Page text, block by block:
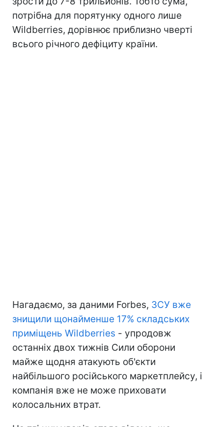
потрібна для порятунку одного лише
Wildberries, дорівнює приблизно чверті
всього річного дефіциту країни.
Нагадаємо, за даними Forbes, ЗСУ вже
знищили щонайменше 17% складських
приміщень Wildberries - упродовж
останніх двох тижнів Сили оборони
майже щодня атакують об'єкти
найбільшого російського маркетплейсу, і
компанія вже не може приховати
колосальних втрат.